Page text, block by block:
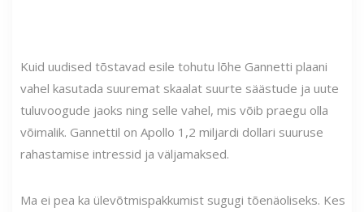
Kuid uudised tõstavad esile tohutu lõhe Gannetti plaani
vahel kasutada suuremat skaalat suurte säästude ja uute
tuluvoogude jaoks ning selle vahel, mis võib praegu olla
võimalik. Gannettil on Apollo 1,2 miljardi dollari suuruse
rahastamise intressid ja väljamaksed.
Ma ei pea ka ülevõtmispakkumist sugugi tõenäoliseks. Kes